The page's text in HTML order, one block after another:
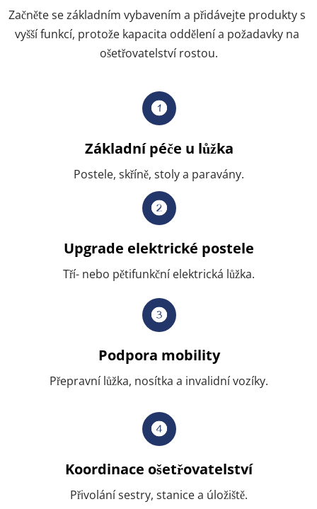
Začněte se základním vybavením a přidávejte produkty s
vyšší funkcí, protože kapacita oddělení a požadavky na
ošetřovatelství rostou.
Základní péče u lůžka
Postele, skříně, stoly a paravány.
Upgrade elektrické postele
Tří- nebo pětifunkční elektrická lůžka.
Podpora mobility
Přepravní lůžka, nosítka a invalidní vozíky.
Koordinace ošetřovatelství
Přivolání sestry, stanice a úložiště.